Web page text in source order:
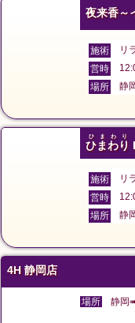
夜来香～
施術
リ
営時
場所
静
ひまわり
ひまわり
施術
リ
営時
場所
静
4H 静岡店
場所 静岡